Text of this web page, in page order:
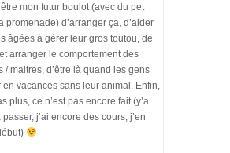
mon futur boulot (avec du pet
promenade) d’arranger ça, d’aider
âgées à gérer leur gros toutou, de
arranger le comportement des
/ maitres, d’être là quand les gens
vacances sans leur animal. Enfin,
plus, ce n’est pas encore fait (y’a
j’ai encore des cours, j’en